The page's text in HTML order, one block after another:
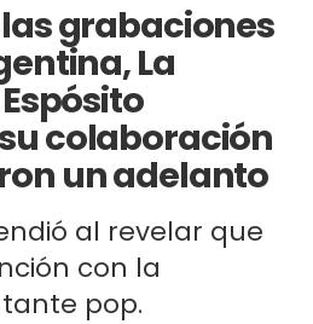
grabaciones
La
colaboración
un adelanto
al revelar que
con la
pop.